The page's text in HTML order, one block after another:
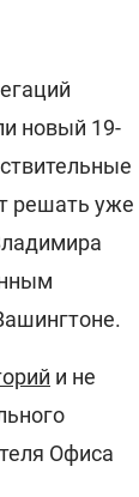
новый 19-
решать уже
и не
Офиса